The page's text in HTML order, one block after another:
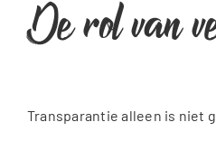
De rol van
Transparantie alleen is niet